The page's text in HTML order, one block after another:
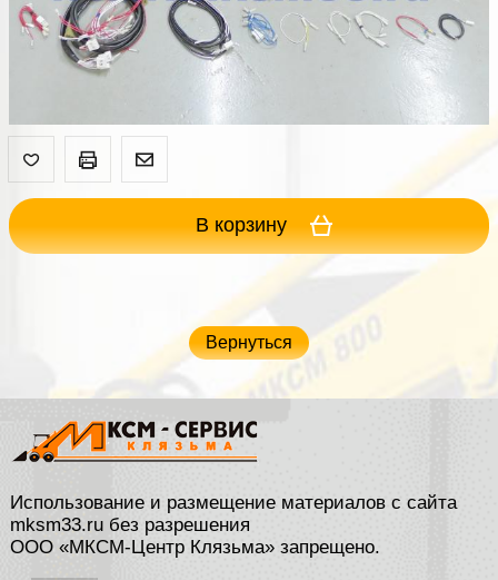
В корзину
Вернуться
Использование и размещение материалов с сайта
mksm33.ru без разрешения
ООО «МКСМ-Центр Клязьма» запрещено.